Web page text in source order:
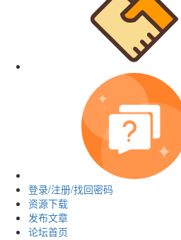
登录/注册/找回密码
资源下载
发布文章
论坛首页